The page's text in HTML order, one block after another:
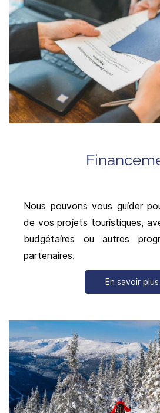
Nous pouvons vous guider
de vos projets touristiques,
budgétaires ou autres
partenaires.
En savoir plus